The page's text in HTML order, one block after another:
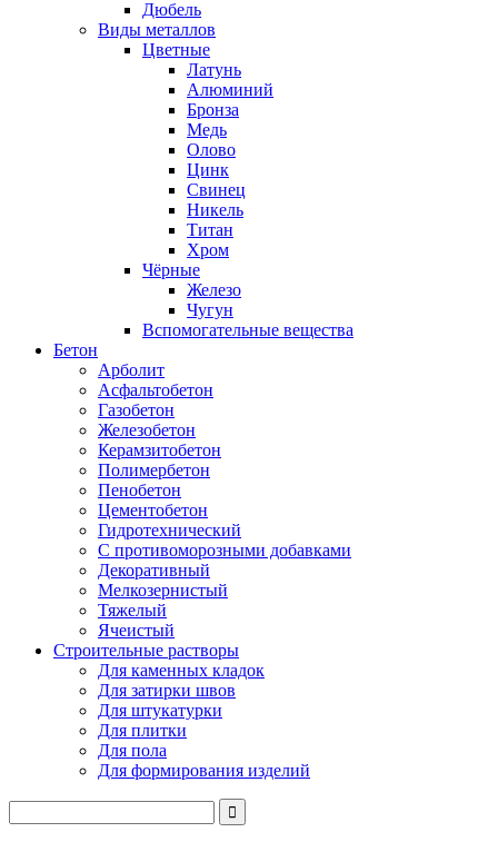
Дюбель
Виды металлов
Цветные
Латунь
Алюминий
Бронза
Медь
Олово
Цинк
Свинец
Никель
Титан
Хром
Чёрные
Железо
Чугун
Вспомогательные вещества
Бетон
Арболит
Асфальтобетон
Газобетон
Железобетон
Керамзитобетон
Полимербетон
Пенобетон
Цементобетон
Гидротехнический
C противоморозными добавками
Декоративный
Мелкозернистый
Тяжелый
Ячеистый
Строительные растворы
Для каменных кладок
Для затирки швов
Для штукатурки
Для плитки
Для пола
Для формирования изделий